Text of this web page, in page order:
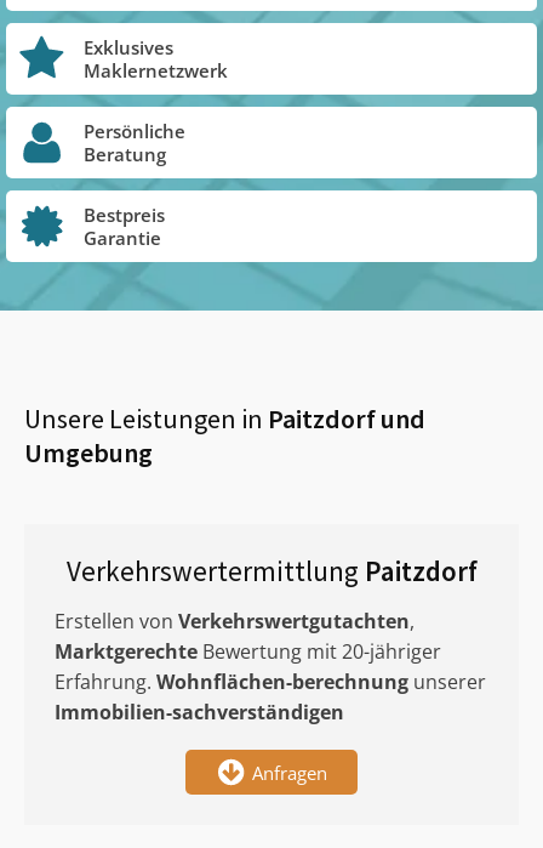
Exklusives
Maklernetzwerk
Persönliche
Beratung
Bestpreis
Garantie
Unsere Leistungen in Paitzdorfund
Umgebung
Verkehrswertermittlung Paitzdorf
Erstellen von Verkehrswertgutachten,
Marktgerechte Bewertung mit 20-jähriger
Erfahrung. Wohnflächen-berechnung unserer
Immobilien-sachverständigen
Anfragen